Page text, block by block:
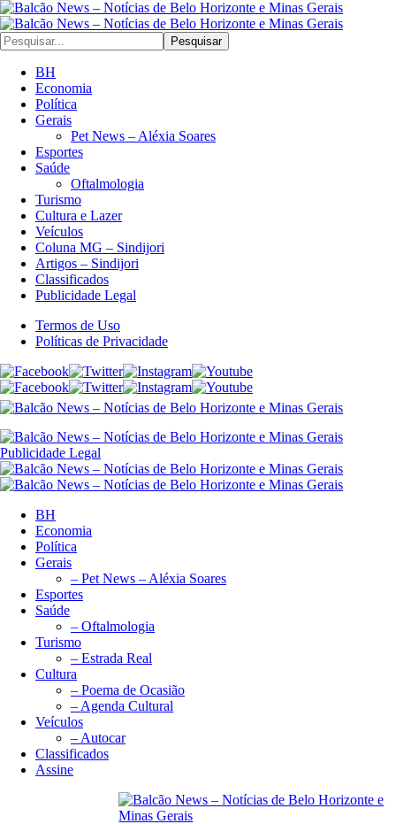
Pesquisar
BH
Economia
Política
Gerais
Pet News – Aléxia Soares
Esportes
Saúde
Oftalmologia
Turismo
Cultura e Lazer
Veículos
Coluna MG – Sindijori
Artigos – Sindijori
Classificados
Publicidade Legal
Termos de Uso
Políticas de Privacidade
Publicidade Legal
BH
Economia
Política
Gerais
– Pet News – Aléxia Soares
Esportes
Saúde
– Oftalmologia
Turismo
– Estrada Real
Cultura
– Poema de Ocasião
– Agenda Cultural
Veículos
– Autocar
Classificados
Assine